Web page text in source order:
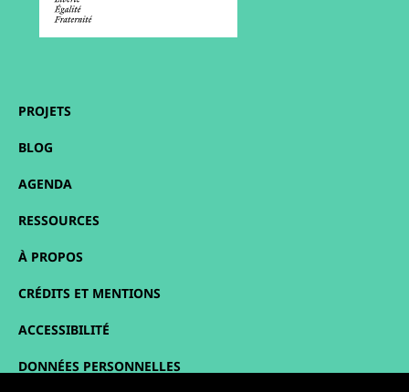
PROJETS
BLOG
AGENDA
RESSOURCES
À PROPOS
CRÉDITS ET MENTIONS
ACCESSIBILITÉ
DONNÉES PERSONNELLES